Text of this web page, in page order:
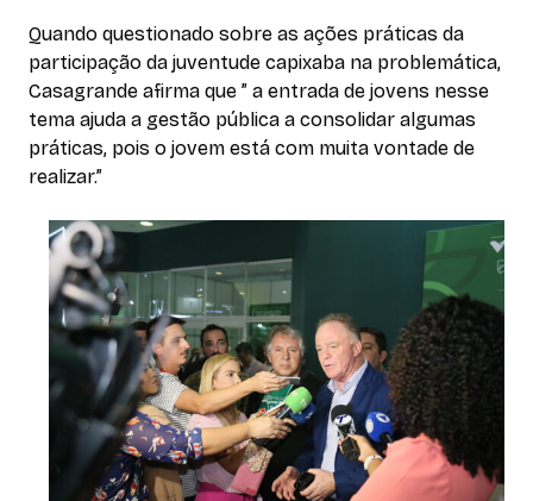
Quando questionado sobre as ações práticas da
participação da juventude capixaba na problemática,
Casagrande afirma que ” a entrada de jovens nesse
tema ajuda a gestão pública a consolidar algumas
práticas, pois o jovem está com muita vontade de
realizar.”